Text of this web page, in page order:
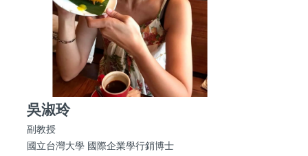
吳淑玲
副教授
國立台灣大學 國際企業學行銷博士